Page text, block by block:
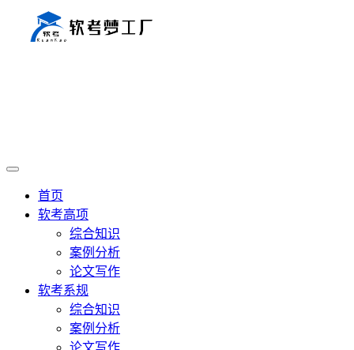
首页
软考高项
综合知识
案例分析
论文写作
软考系规
综合知识
案例分析
论文写作